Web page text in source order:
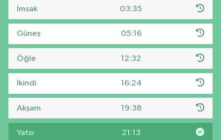
İmsak 03:35
Güneş 05:16
Öğle 12:32
İkindi 16:24
Akşam 19:38
Yatsı 21:13